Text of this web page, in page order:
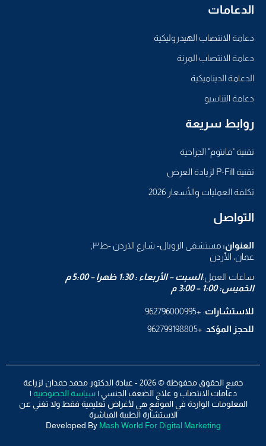
الدعامات
دعامة الانتصاب الهيدروليكية
دعامة الانتصاب المرنة
الدعامة الديناميكية
دعامة التناسيو
روابط سريعة
تقنية "فانتوم" الجراحية
تقنية P-Fill لزيادة العرض
تكلفة العمليات والأسعار 2026
التواصل
العنوان: مستشفى الرويال- شارع الاردن -ط٣,
عمان، الأردن
ساعات العمل:السبت – الأربعاء : 1:30 ظهرا – 5:00 م
الخميس: 1:00 – 3:00 م
للاستشارات: +962796000995
للحجز المؤكد: +962799198805
جميع الحقوق محفوظة © 2026 - عيادة الدكتور محمد حمدان لزراعة
دعامات الانتصاب و علاج الضعف الجنسي |سياسة الخصوصية |
المعلومات الواردة في الموقع هي لأغراض تعليمية فقط ولا تغني عن
الاستشارة الطبية المباشرة
Developed By Mash World For Digital Marketing